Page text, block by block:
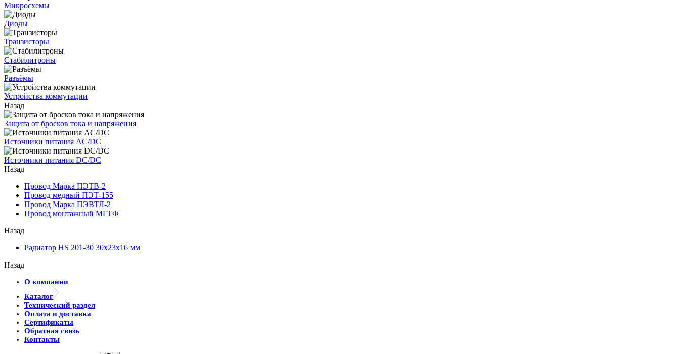
Микросхемы
Диоды
Транзисторы
Стабилитроны
Разъёмы
Устройства коммутации
Назад
Защита от бросков тока и напряжения
Источники питания AC/DC
Источники питания DC/DC
Назад
Провод Марка ПЭТВ-2
Провод медный ПЭТ-155
Провод Марка ПЭВТЛ-2
Провод монтажный МГТФ
Назад
Радиатор HS 201-30 30х23х16 мм
Назад
О компании
Каталог
Технический раздел
Оплата и доставка
Сертификаты
Обратная связь
Контакты